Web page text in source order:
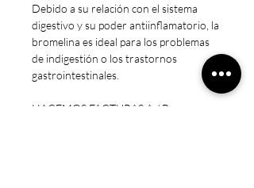
Debido a su relación con el sistema
digestivo y su poder antiinflamatorio, la
bromelina es ideal para los problemas
de indigestión o los trastornos
gastrointestinales.
HACEMOS FACTURAS A / B